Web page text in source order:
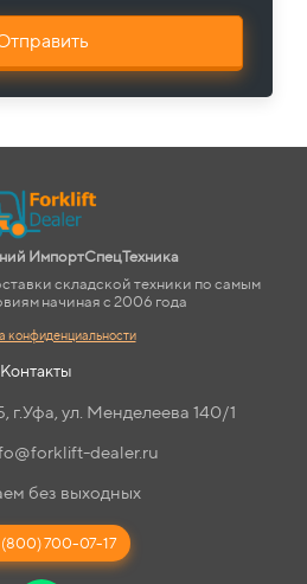
ИмпортСпецТехника
складской техники по самым
начиная с 2006 года
конфиденциальности
Контакты
ул. Менделеева 140/1
dealer.ru
без выходных
700-07-17